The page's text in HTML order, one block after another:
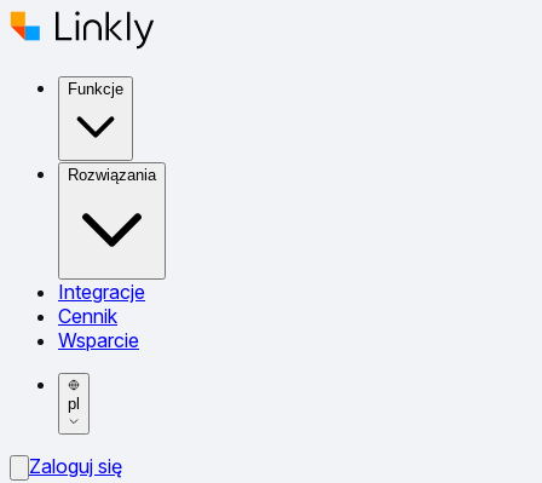
Funkcje
Rozwiązania
Integracje
Cennik
Wsparcie
pl
Zaloguj się